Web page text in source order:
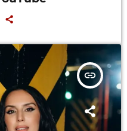
insert_link